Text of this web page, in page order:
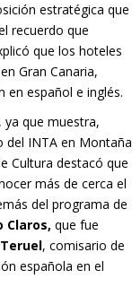
estratégica que
recuerdo que
que los hoteles
Gran Canaria,
en español e inglés.
ya que muestra,
del INTA en Montaña
Cultura destacó que
más de cerca el
del programa de
Claros, que fue
, comisario de
española en el